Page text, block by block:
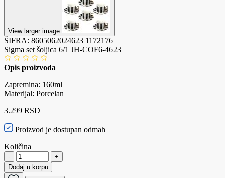
View larger image
ŠIFRA: 8605062024623 1172176
Sigma set šoljica 6/1 JH-COF6-4623
Opis proizvoda
Zapremina: 160ml
Materijal: Porcelan
3.299 RSD
Proizvod je dostupan odmah
Količina
-
+
Dodaj u korpu